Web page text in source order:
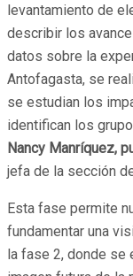
levantamiento de
describir los
datos sobre la
Antofagasta, se
se estudian los
identifican los
Nancy Manríquez,
jefa de la sección
Esta fase permite
fundamentar una
la fase 2, donde